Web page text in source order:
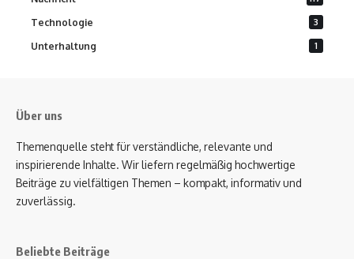
Technologie 3
Unterhaltung 1
Über uns
Themenquelle steht für verständliche, relevante und
inspirierende Inhalte. Wir liefern regelmäßig hochwertige
Beiträge zu vielfältigen Themen – kompakt, informativ und
zuverlässig.
Beliebte Beiträge